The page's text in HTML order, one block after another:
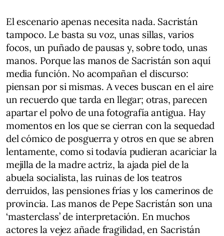
El escenario apenas necesita nada. Sacristán
tampoco. Le basta su voz, unas sillas, varios
focos, un puñado de pausas y, sobre todo, unas
manos. Porque las manos de Sacristán son aquí
media función. No acompañan el discurso:
piensan por si mismas. A veces buscan en el aire
un recuerdo que tarda en llegar; otras, parecen
apartar el polvo de una fotografía antigua. Hay
momentos en los que se cierran con la sequedad
del cómico de posguerra y otros en que se abren
lentamente, como si todavía pudieran acariciar la
mejilla de la madre actriz, la ajada piel de la
abuela socialista, las ruinas de los teatros
derruidos, las pensiones frías y los camerinos de
provincia. Las manos de Pepe Sacristán son una
‘masterclass’ de interpretación. En muchos
actores la vejez añade fragilidad, en Sacristán